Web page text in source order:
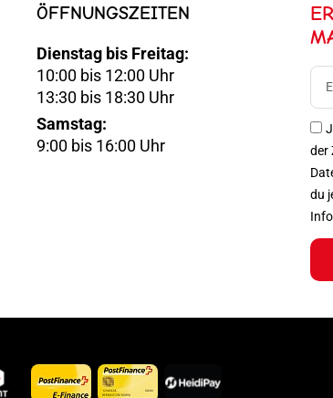
ÖFFNUNGSZEITEN
Dienstag bis Freitag:
10:00 bis 12:00 Uhr
13:30 bis 18:30 Uhr
Samstag:
9:00 bis 16:00 Uhr
der
du